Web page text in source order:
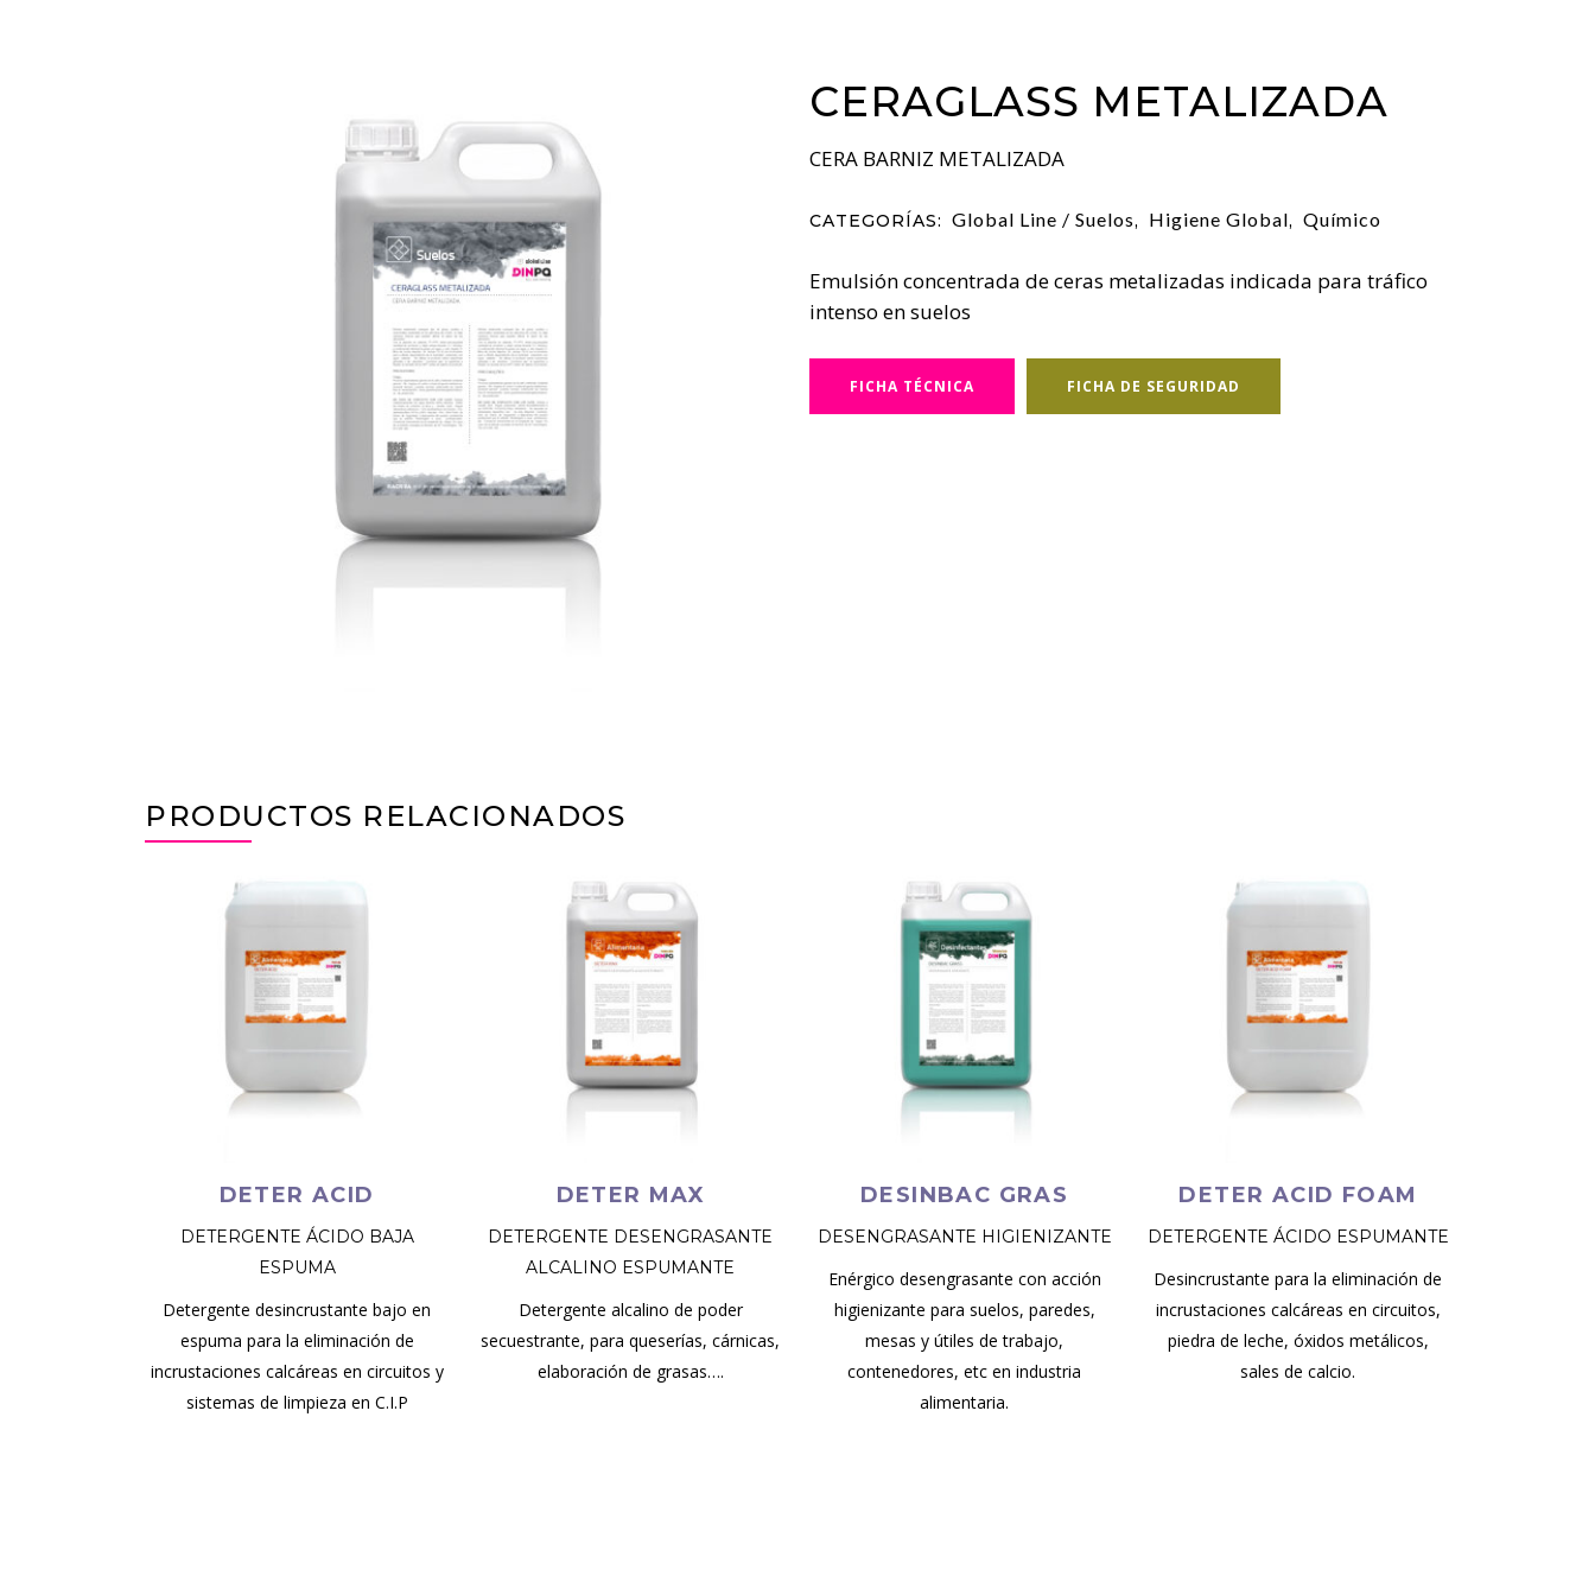
CERAGLASS METALIZADA
CERA BARNIZ METALIZADA
CATEGORÍAS: Global Line / Suelos, Higiene Global, Químico
Emulsión concentrada de ceras metalizadas indicada para tráfico
intenso en suelos
FICHA TÉCNICA FICHA DE SEGURIDAD
PRODUCTOS RELACIONADOS
DETER ACID
DETERGENTE ÁCIDO BAJA
ESPUMA
Detergente desincrustante bajo en
espuma para la eliminación de
incrustaciones calcáreas en circuitos y
sistemas de limpieza en C.I.P
DETER MAX
DETERGENTE DESENGRASANTE
ALCALINO ESPUMANTE
Detergente alcalino de poder
secuestrante, para queserías, cárnicas,
elaboración de grasas….
DESINBAC GRAS
DESENGRASANTE HIGIENIZANTE
Enérgico desengrasante con acción
higienizante para suelos, paredes,
mesas y útiles de trabajo,
contenedores, etc en industria
alimentaria.
DETER ACID FOAM
DETERGENTE ÁCIDO ESPUMANTE
Desincrustante para la eliminación de
incrustaciones calcáreas en circuitos,
piedra de leche, óxidos metálicos,
sales de calcio.